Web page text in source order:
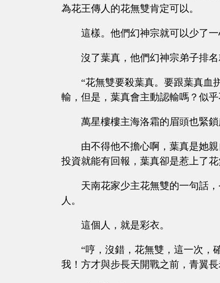
為花王傳人的花無雙肯定可以。
這樣。他們幻神宗就可以少了
沒了葉真，他們幻神宗弟子排
“花無雙要殺葉真。要跟葉真血
輸，但是，葉真會主動認輸嗎？似
萬星樓樓主海洛霜的眉頭也緊
由不得他不擔心啊，葉真是她
投資就能有回報，葉真卻是惹上了
天南花家少主花無雙的一句話
人。
這個人，就是彩衣。
“哼，沒錯，花無雙，這一次，
我！方才與步長天開戰之前，青翼